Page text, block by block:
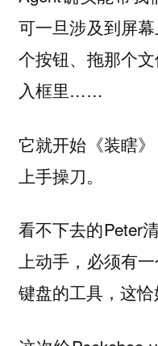
可一旦涉及到屏
个按钮、拖那个
入框里……
它就开始《装瞎
上手操刀。
看不下去的Peter
上动手，必须有
键盘的工具，这恰